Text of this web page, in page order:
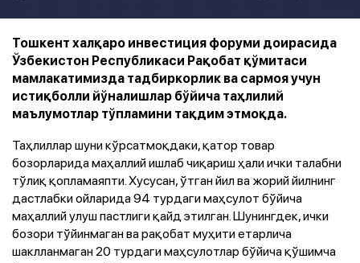
Тошкент халқаро инвестиция форуми доирасида
Ўзбекистон Республикаси Рақобат қўмитаси
мамлакатимизда тадбиркорлик ва сармоя учун
истиқболли йўналишлар бўйича таҳлилий
маълумотлар тўпламини тақдим этмоқда.
Таҳлиллар шуни кўрсатмоқдаки, қатор товар
бозорларида маҳаллий ишлаб чиқариш ҳали ички талабни
тўлиқ қопламаяпти. Хусусан, ўтган йил ва жорий йилнинг
дастлабки ойларида 94 турдаги маҳсулот бўйича
маҳаллий улуш пастлиги қайд этилган. Шунингдек, ички
бозори тўйинмаган ва рақобат муҳити етарлича
шаклланмаган 20 турдаги маҳсулотлар бўйича қўшимча